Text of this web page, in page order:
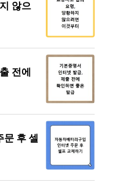
않으
전에
문 후 셀